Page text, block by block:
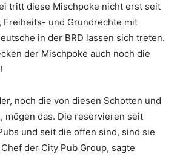
tritt diese Mischpoke nicht erst seit
Freiheits- und Grundrechte mit
in der BRD lassen sich treten.
der Mischpoke auch noch die
noch die von diesen Schotten und
mögen das. Die reservieren seit
und seit die offen sind, sind sie
der City Pub Group, sagte